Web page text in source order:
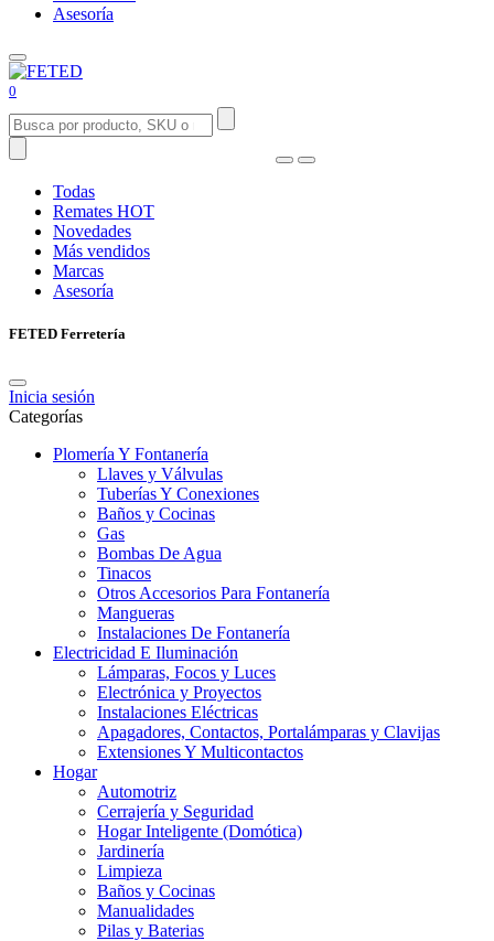
Asesoría
0
Todas
Remates HOT
Novedades
Más vendidos
Marcas
Asesoría
FETED Ferretería
Inicia sesión
Categorías
Plomería Y Fontanería
Llaves y Válvulas
Tuberías Y Conexiones
Baños y Cocinas
Gas
Bombas De Agua
Tinacos
Otros Accesorios Para Fontanería
Mangueras
Instalaciones De Fontanería
Electricidad E Iluminación
Lámparas, Focos y Luces
Electrónica y Proyectos
Instalaciones Eléctricas
Apagadores, Contactos, Portalámparas y Clavijas
Extensiones Y Multicontactos
Hogar
Automotriz
Cerrajería y Seguridad
Hogar Inteligente (Domótica)
Jardinería
Limpieza
Baños y Cocinas
Manualidades
Pilas y Baterias